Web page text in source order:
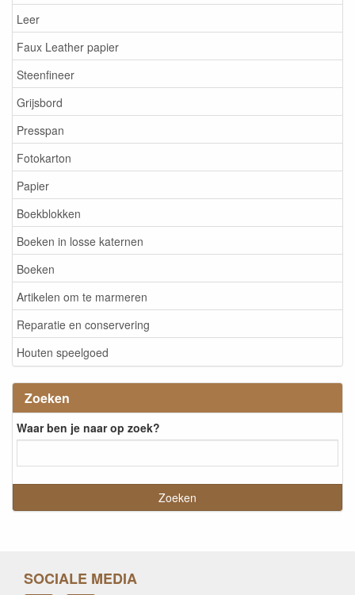
Leer
Faux Leather papier
Steenfineer
Grijsbord
Presspan
Fotokarton
Papier
Boekblokken
Boeken in losse katernen
Boeken
Artikelen om te marmeren
Reparatie en conservering
Houten speelgoed
Zoeken
Waar ben je naar op zoek?
SOCIALE MEDIA